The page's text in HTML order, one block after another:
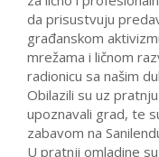
da prisustvuju
građanskom
mrežama i ličnom
radionicu sa našim
Obilazili su uz
upoznavali grad, te
zabavom na
U pratnji omladine